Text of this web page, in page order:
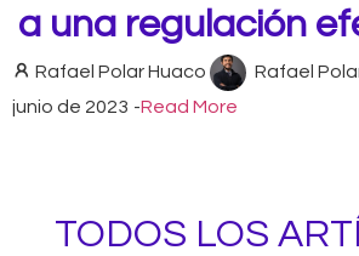
a una regulación
Rafael Polar Huaco Rafael
junio de 2023 -Read More
TODOS LOS